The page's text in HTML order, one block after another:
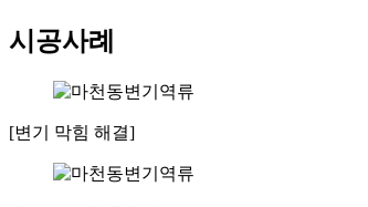
시공사례
[변기 막힘 해결]